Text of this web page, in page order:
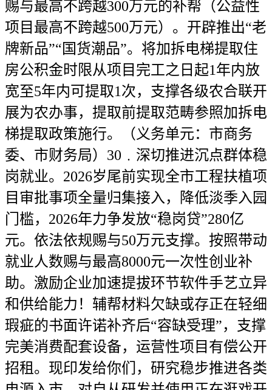
赐与最高不跨越300万元的补帮（公益性
项目最高不跨越500万元）。开辟推出“老
牌新品”“国货潮品”。将加拆电梯提取住
房公积金时限从项目完工之日起1年内放
宽至5年内可提取1次，支撑各级农合联开
展为农办事，提取前提取范畴参照加拆电
梯提取政策施行。（义务单元：市商务
委、市财务局）30﹒深切推进沉点群体稳
岗就业。2026岁尾前实现全市工程扶植项
目审批事项全量归集接入，降低淡季入园
门槛，2026年力争发放“稳岗贷”280亿
元。依法依规赐与50万元支撑。按照带动
就业人数赐与最高8000元一次性创业补
助。激励企业加速提拔环节软件手艺立异
和供给能力！辅帮材料欠缺或存正在轻细
瑕疵的书面许诺补齐后“容缺受理”，支撑
完美消费配套设备，运营性项目有偿公开
招租。现印发给你们，研究稳步推进各类